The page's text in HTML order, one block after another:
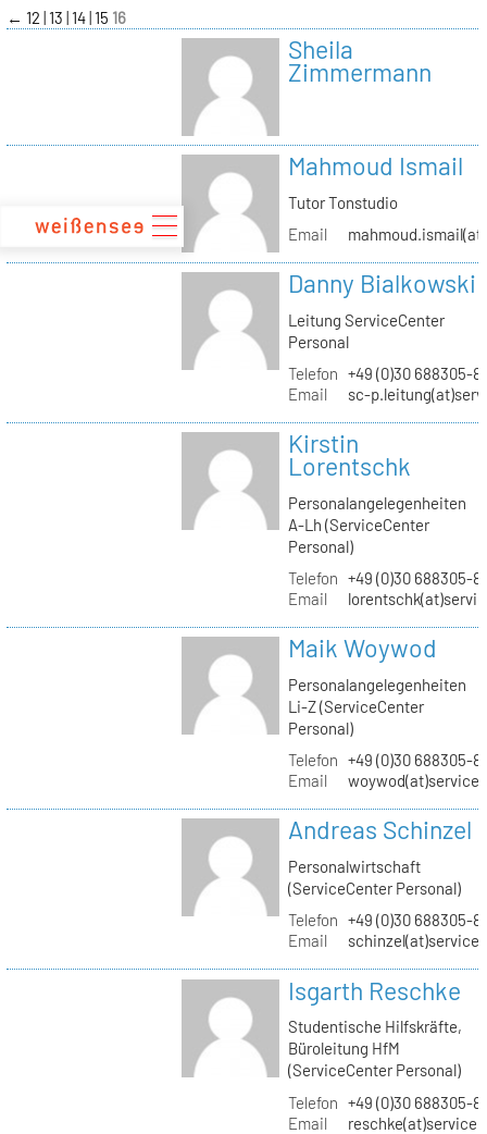
zum
Inhalt
← 12 13 14 15 16
Sheila
Zimmermann
Mahmoud Ismail
Tutor Tonstudio
Email
Danny Bialkowski
Leitung ServiceCenter
Personal
Telefon +49 (0)30 688305-
Email
sc-
Kirstin
Lorentschk
Personalangelegenheiten
A-Lh (ServiceCenter
Personal)
Telefon +49 (0)30 688305-
Email
Maik Woywod
Personalangelegenheiten
Li-Z (ServiceCenter
Personal)
Telefon +49 (0)30 688305-
Email
Andreas Schinzel
Personalwirtschaft
(ServiceCenter Personal)
Telefon +49 (0)30 688305-
Email
Isgarth Reschke
Studentische Hilfskräfte,
Büroleitung HfM
(ServiceCenter Personal)
Telefon +49 (0)30 688305-
Email